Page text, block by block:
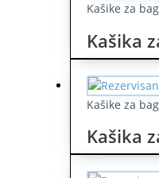
Kašike za
Kašika
Kašike za
Kašika